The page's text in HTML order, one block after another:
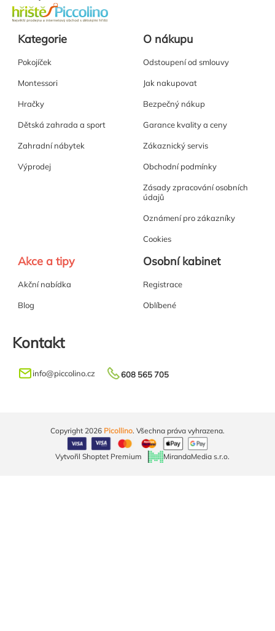
Kategorie
Pokojíček
Montessori
Hračky
Dětská zahrada a sport
Zahradní nábytek
Výprodej
O nákupu
Odstoupení od smlouvy
Jak nakupovat
Bezpečný nákup
Garance kvality a ceny
Zákaznický servis
Obchodní podmínky
Zásady zpracování osobních
údajů
Oznámení pro zákazníky
Cookies
Akce a tipy
Akční nabídka
Blog
Osobní kabinet
Registrace
Oblíbené
Kontakt
info@piccolino.cz 608 565 705
Vytvořil Shoptet Premium MirandaMedia s.r.o.
Copyright 2026 Picollino. Všechna práva vyhrazena.